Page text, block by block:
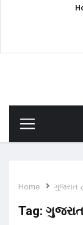
Home ગુજરાત
Tag: